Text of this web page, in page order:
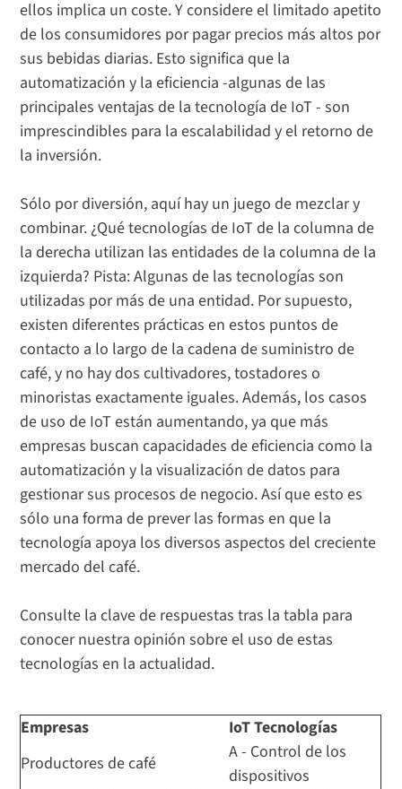
ellos implica un coste. Y considere el limitado apetito
de los consumidores por pagar precios más altos por
sus bebidas diarias. Esto significa que la
automatización y la eficiencia -algunas de las
principales ventajas de la tecnología de IoT - son
imprescindibles para la escalabilidad y el retorno de
la inversión.
Sólo por diversión, aquí hay un juego de mezclar y
combinar. ¿Qué tecnologías de IoT de la columna de
la derecha utilizan las entidades de la columna de la
izquierda? Pista: Algunas de las tecnologías son
utilizadas por más de una entidad. Por supuesto,
existen diferentes prácticas en estos puntos de
contacto a lo largo de la cadena de suministro de
café, y no hay dos cultivadores, tostadores o
minoristas exactamente iguales. Además, los casos
de uso de IoT están aumentando, ya que más
empresas buscan capacidades de eficiencia como la
automatización y la visualización de datos para
gestionar sus procesos de negocio. Así que esto es
sólo una forma de prever las formas en que la
tecnología apoya los diversos aspectos del creciente
mercado del café.
Consulte la clave de respuestas tras la tabla para
conocer nuestra opinión sobre el uso de estas
tecnologías en la actualidad.
Empresas
IoT Tecnologías
Productores de café
A - Control de los
dispositivos